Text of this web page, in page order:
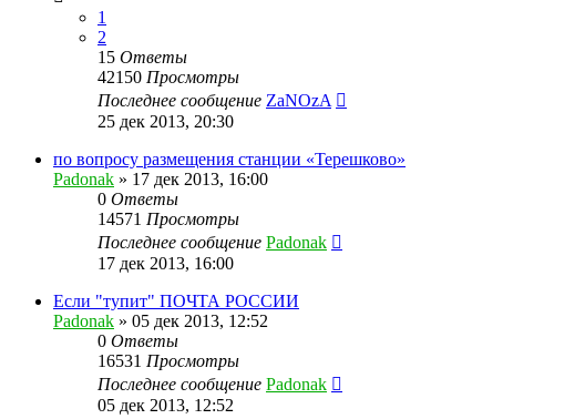
1
2
15 Ответы
42150 Просмотры
Последнее сообщение ZaNOzA
25 дек 2013, 20:30
по вопросу размещения станции «Терешково»
Padonak » 17 дек 2013, 16:00
0 Ответы
14571 Просмотры
Последнее сообщение Padonak
17 дек 2013, 16:00
Если "тупит" ПОЧТА РОССИИ
Padonak » 05 дек 2013, 12:52
0 Ответы
16531 Просмотры
Последнее сообщение Padonak
05 дек 2013, 12:52